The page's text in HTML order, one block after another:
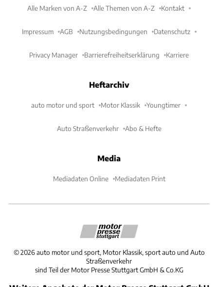
Alle Marken von A-Z Alle Themen von A-Z Kontakt
Impressum AGB Nutzungsbedingungen Datenschutz
Privacy Manager Barrierefreiheitserklärung Karriere
Heftarchiv
auto motor und sport Motor Klassik Youngtimer
Auto Straßenverkehr Abo & Hefte
Media
Mediadaten Online Mediadaten Print
©2026 auto motor und sport, Motor Klassik, sport auto und Auto
Straßenverkehr
sind Teil der Motor Presse Stuttgart GmbH & Co.KG